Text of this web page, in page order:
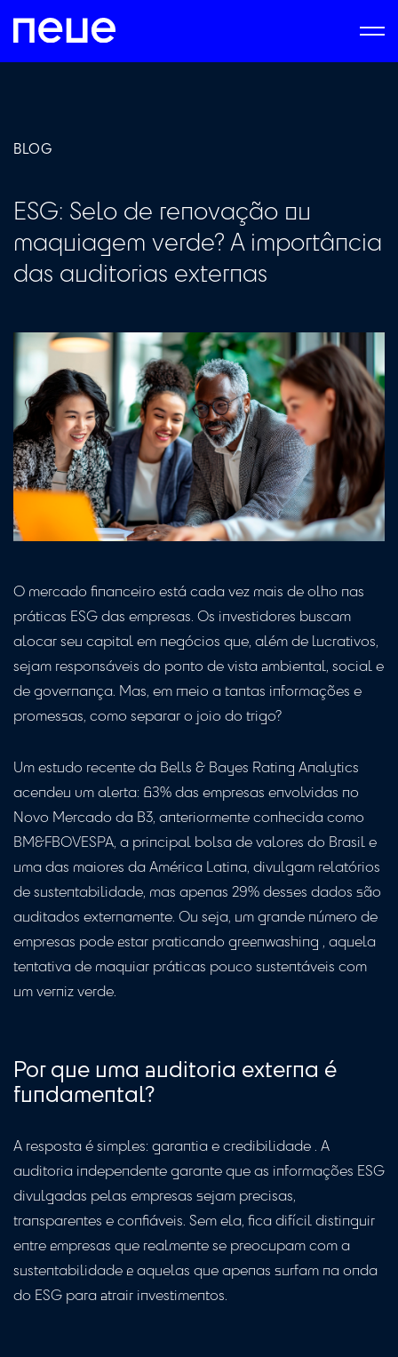
BLOG
ESG: Selo de renovação ou
maquiagem verde? A importância
das auditorias externas
O mercado financeiro está cada vez mais de olho nas
práticas ESG das empresas. Os investidores buscam
alocar seu capital em negócios que, além de lucrativos,
sejam responsáveis ​​do ponto de vista ambiental, social e
de governança. Mas, em meio a tantas informações e
promessas, como separar o joio do trigo?
Um estudo recente da Bells & Bayes Rating Analytics
acendeu um alerta: 63% das empresas envolvidas no
Novo Mercado da B3, anteriormente conhecida como
BM&FBOVESPA, a principal bolsa de valores do Brasil e
uma das maiores da América Latina, divulgam relatórios
de sustentabilidade, mas apenas 29% desses dados são
auditados externamente. Ou seja, um grande número de
empresas pode estar praticando greenwashing , aquela
tentativa de maquiar práticas pouco sustentáveis ​​com
um verniz verde.
Por que uma auditoria externa é
fundamental?
A resposta é simples: garantia e credibilidade . A
auditoria independente garante que as informações ESG
divulgadas pelas empresas sejam precisas,
transparentes e confiáveis. Sem ela, fica difícil distinguir
entre empresas que realmente se preocupam com a
sustentabilidade e aquelas que apenas surfam na onda
do ESG para atrair investimentos.